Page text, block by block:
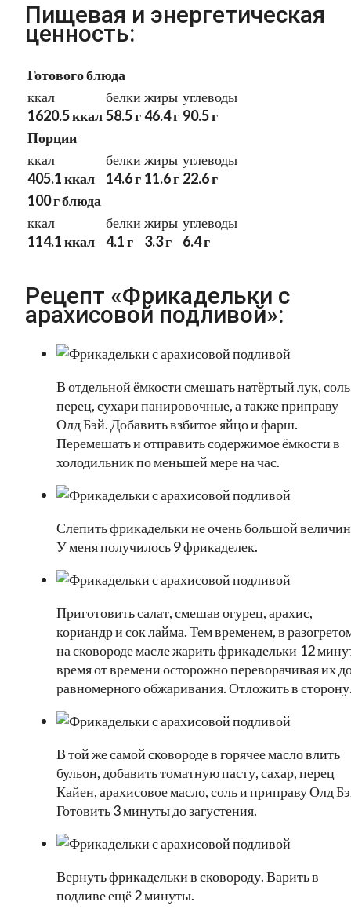
Пищевая и энергетическая
ценность:
Готового блюда
ккал
1620.5 ккал
белки
58.5 г
жиры
46.4 г
углеводы
90.5 г
Порции
ккал
405.1 ккал
белки
14.6 г
жиры
11.6 г
углеводы
22.6 г
100 г блюда
ккал
114.1 ккал
белки
4.1 г
жиры
3.3 г
углеводы
6.4 г
Рецепт «Фрикадельки с
арахисовой подливой»:
В отдельной ёмкости смешать натёртый лук,
перец, сухари панировочные, а также приправу
Олд Бэй. Добавить взбитое яйцо и фарш.
Перемешать и отправить содержимое ёмкости в
холодильник по меньшей мере на час.
Слепить фрикадельки не очень большой
У меня получилось 9 фрикаделек.
Приготовить салат, смешав огурец, арахис,
кориандр и сок лайма. Тем временем, в
на сковороде масле жарить фрикадельки 12
время от времени осторожно переворачивая их
равномерного обжаривания. Отложить в
В той же самой сковороде в горячее масло влить
бульон, добавить томатную пасту, сахар, перец
Кайен, арахисовое масло, соль и приправу Олд
Готовить 3 минуты до загустения.
Вернуть фрикадельки в сковороду. Варить в
подливе ещё 2 минуты.